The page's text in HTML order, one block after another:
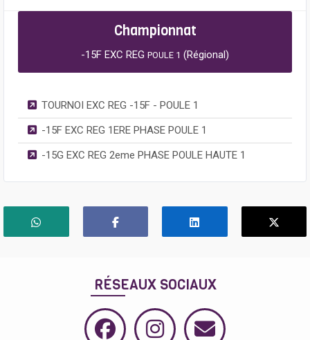
Championnat
-15F EXC REG POULE 1 (Régional)
TOURNOI EXC REG -15F - POULE 1
-15F EXC REG 1ERE PHASE POULE 1
-15G EXC REG 2eme PHASE POULE HAUTE 1
RÉSEAUX SOCIAUX